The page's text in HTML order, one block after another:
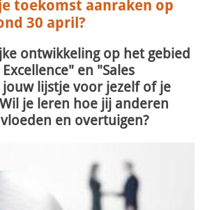
toekomst aanraken op
30 april?
ontwikkeling op het gebied
en "Sales
lijstje voor jezelf of je
je leren hoe jij anderen
en overtuigen?